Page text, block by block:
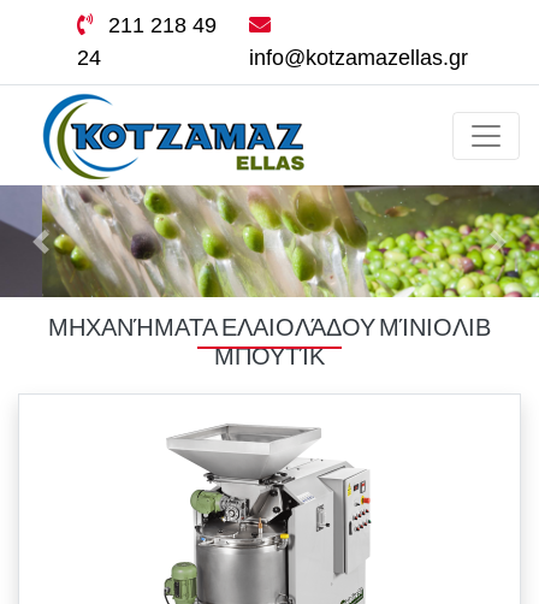
211 218 49
24
info@kotzamazellas.gr
ΜΗΧΑΝΉΜΑΤΑ ΕΛΑΙΟΛΆΔΟΥ ΜΊΝΙΟΛΙΒ
ΜΠΟΥΤΊΚ